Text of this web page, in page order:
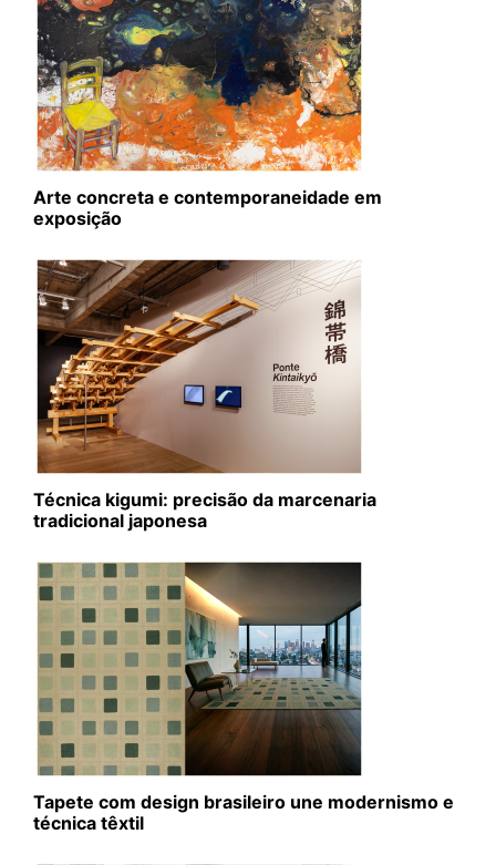
Arte concreta e contemporaneidade em
exposição
Técnica kigumi: precisão da marcenaria
tradicional japonesa
Tapete com design brasileiro une modernismo e
técnica têxtil